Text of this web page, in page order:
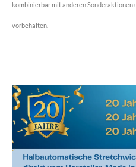
kombinierbar mit anderen Sonderaktionen
vorbehalten.